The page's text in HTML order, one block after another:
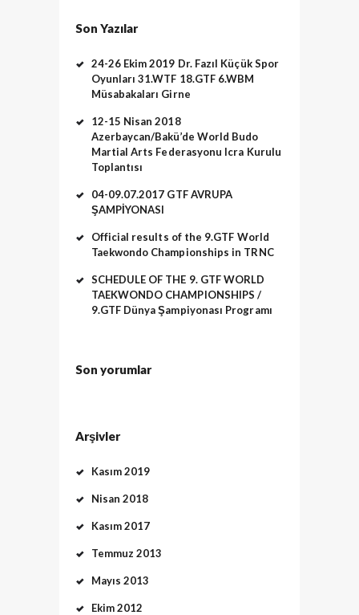
Son Yazılar
24-26 Ekim 2019 Dr. Fazıl Küçük Spor
Oyunları 31.WTF 18.GTF 6.WBM
Müsabakaları Girne
12-15 Nisan 2018
Azerbaycan/Bakü’de World Budo
Martial Arts Federasyonu Icra Kurulu
Toplantısı
04-09.07.2017 GTF AVRUPA
ŞAMPİYONASI
Official results of the 9.GTF World
Taekwondo Championships in TRNC
SCHEDULE OF THE 9. GTF WORLD
TAEKWONDO CHAMPIONSHIPS /
9.GTF Dünya Şampiyonası Programı
Son yorumlar
Arşivler
Kasım 2019
Nisan 2018
Kasım 2017
Temmuz 2013
Mayıs 2013
Ekim 2012